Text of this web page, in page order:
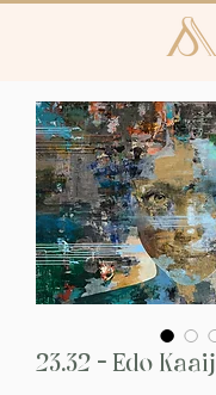
23.32 - Edo Kaaij